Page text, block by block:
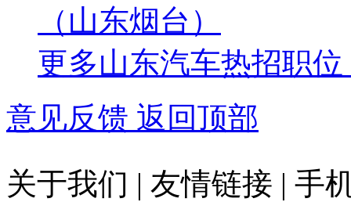
（山东烟台）
更多山东汽车热招职
意见反馈 返回顶部
关于我们 | 友情链接 | 手